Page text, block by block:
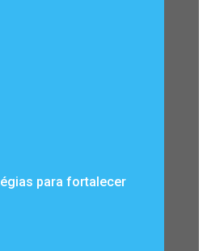
para fortalecer